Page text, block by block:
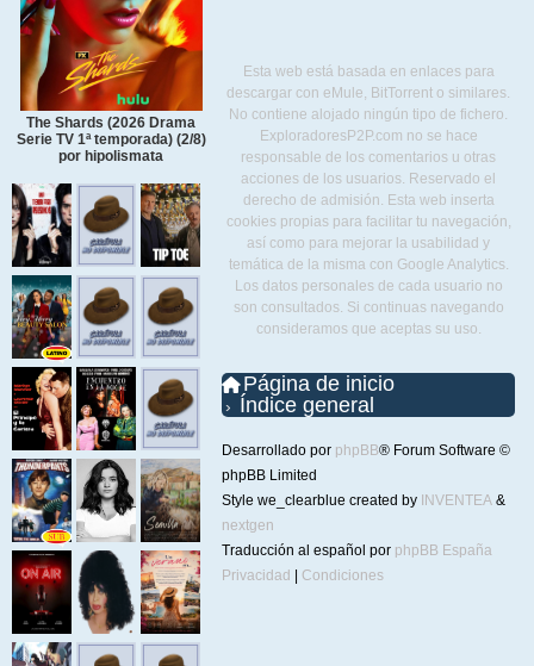
The Shards (2026 Drama
Serie TV 1ª temporada) (2/8)
por hipolismata
Esta web está basada en enlaces para
descargar con eMule, BitTorrent o similares.
No contiene alojado ningún tipo de fichero.
ExploradoresP2P.com no se hace
responsable de los comentarios u otras
acciones de los usuarios. Reservado el
derecho de admisión. Esta web inserta
cookies propias para facilitar tu navegación,
así como para mejorar la usabilidad y
temática de la misma con Google Analytics.
Los datos personales de cada usuario no
son consultados. Si continuas navegando
consideramos que aceptas su uso.
Página de inicio
Índice general
Desarrollado por phpBB® Forum Software ©
phpBB Limited
Style we_clearblue created by INVENTEA &
nextgen
Traducción al español por phpBB España
Privacidad
Condiciones